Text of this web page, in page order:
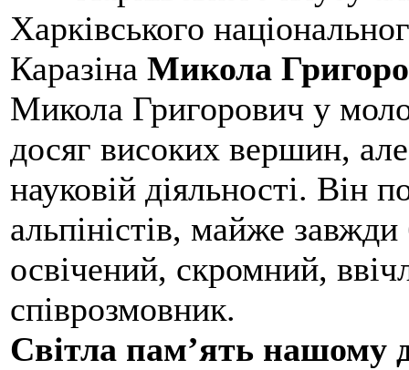
Харківського
Каразіна Микола
Микола Григорович у
досяг високих вершин,
науковій діяльності. Він
альпіністів, майже
освічений, скромний,
співрозмовник.
Світла пам’ять нашому